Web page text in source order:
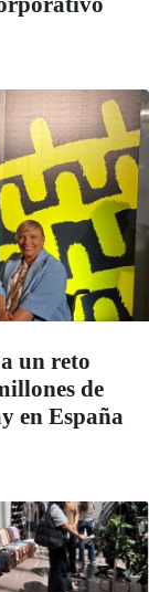
un reto
de
en España